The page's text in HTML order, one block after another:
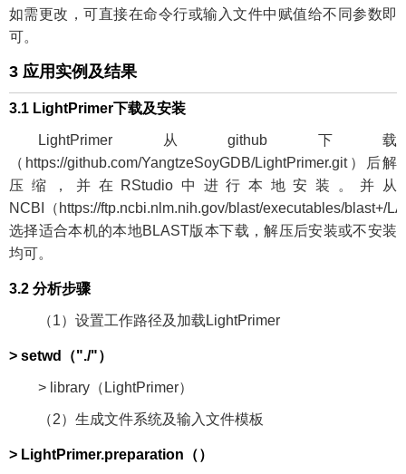
如需更改，可直接在命令行或输入文件中赋值给不同参数即
可。
3 应用实例及结果
3.1 LightPrimer下载及安装
LightPrimer从github下载
（ https://github.com/YangtzeSoyGDB/LightPrimer.git）后解
压缩，并在RStudio中进行本地安装。并从
NCBI（ https://ftp.ncbi.nlm.nih.gov/blast/executables/blast+/
选择适合本机的本地BLAST版本下载，解压后安装或不安装
均可。
3.2 分析步骤
（1）设置工作路径及加载LightPrimer
> setwd（"./"）
> library（LightPrimer）
（2）生成文件系统及输入文件模板
> LightPrimer.preparation（）